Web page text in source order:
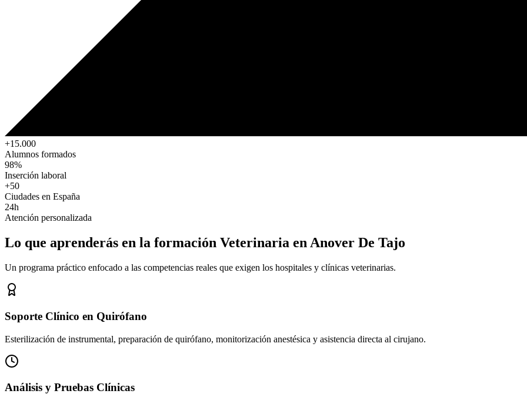
+15.000
Alumnos formados
98%
Inserción laboral
+50
Ciudades en España
24h
Atención personalizada
Lo que aprenderás en la formación Veterinaria en Anover De Tajo
Un programa práctico enfocado a las competencias reales que exigen los hospitales y clínicas veterinarias.
Soporte Clínico en Quirófano
Esterilización de instrumental, preparación de quirófano, monitorización anestésica y asistencia directa al cirujano.
Análisis y Pruebas Clínicas